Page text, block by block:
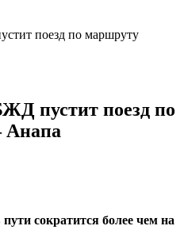
поезд по маршруту
пустит поезд по
Анапа
сократится более чем на